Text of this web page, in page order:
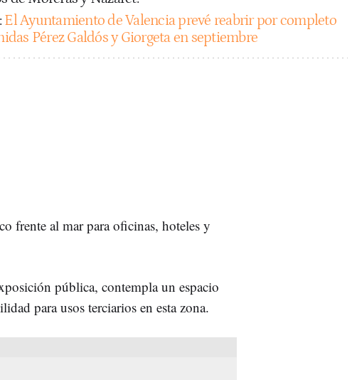
: El Ayuntamiento de Valencia prevé reabrir por completo
Pérez Galdós y Giorgeta en septiembre
frente al mar para oficinas, hoteles y
pública, contempla un espacio
para usos terciarios en esta zona.